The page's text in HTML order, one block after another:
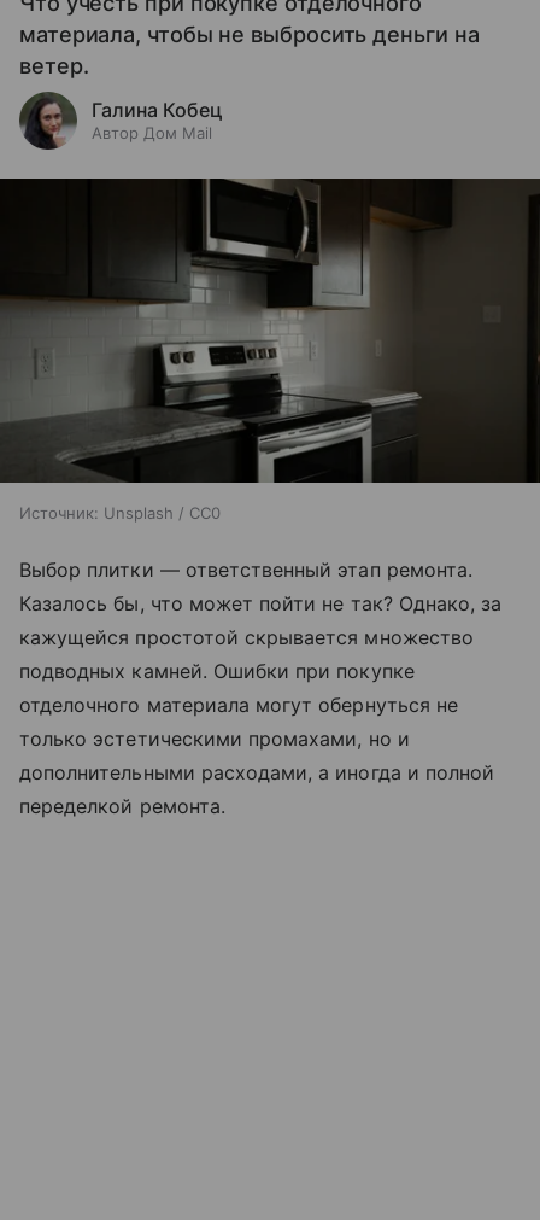
материала, чтобы не выбросить деньги на
ветер.
Галина Кобец
Автор Дом Mail
Источник: Unsplash / CC0
Выбор плитки — ответственный этап ремонта.
Казалось бы, что может пойти не так? Однако, за
кажущейся простотой скрывается множество
подводных камней. Ошибки при покупке
отделочного материала могут обернуться не
только эстетическими промахами, но и
дополнительными расходами, а иногда и полной
переделкой ремонта.